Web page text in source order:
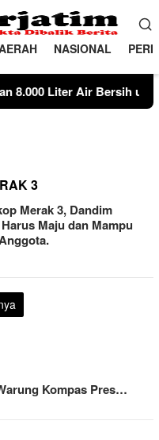
NASIONAL
Warga Ngambon
3
Merak 3, Dandim
Maju dan Mampu
Kompas Pres…